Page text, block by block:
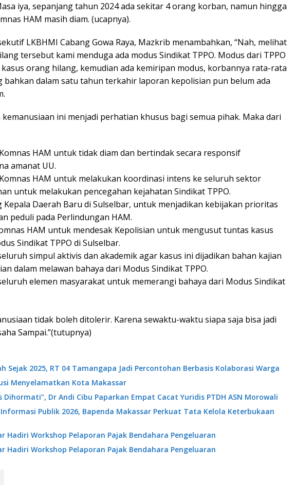
iya, sepanjang tahun 2024 ada sekitar 4 orang korban, namun hingga
HAM masih diam. (ucapnya).
LKBHMI Cabang Gowa Raya, Mazkrib menambahkan, “Nah, melihat
tersebut kami menduga ada modus Sindikat TPPO. Modus dari TPPO
orang hilang, kemudian ada kemiripan modus, korbannya rata-rata
bahkan dalam satu tahun terkahir laporan kepolisian pun belum ada
ini menjadi perhatian khusus bagi semua pihak. Maka dari
HAM untuk tidak diam dan bertindak secara responsif
amanat UU.
HAM untuk melakukan koordinasi intens ke seluruh sektor
untuk melakukan pencegahan kejahatan Sindikat TPPO.
Kepala Daerah Baru di Sulselbar, untuk menjadikan kebijakan prioritas
peduli pada Perlindungan HAM.
HAM untuk mendesak Kepolisian untuk mengusut tuntas kasus
Sindikat TPPO di Sulselbar.
simpul aktivis dan akademik agar kasus ini dijadikan bahan kajian
dalam melawan bahaya dari Modus Sindikat TPPO.
elemen masyarakat untuk memerangi bahaya dari Modus Sindikat
tidak boleh ditolerir. Karena sewaktu-waktu siapa saja bisa jadi
Sampai.”(tutupnya)
Sejak 2025, RT 04 Tamangapa Jadi Percontohan Berbasis Kolaborasi Warga
Menyelamatkan Kota Makassar
Dihormati”, Dr Andi Cibu Paparkan Empat Cacat Yuridis PTDH ASN Morowali
Publik 2026, Bapenda Makassar Perkuat Tata Kelola Keterbukaan
Hadiri Workshop Pelaporan Pajak Bendahara Pengeluaran
Hadiri Workshop Pelaporan Pajak Bendahara Pengeluaran